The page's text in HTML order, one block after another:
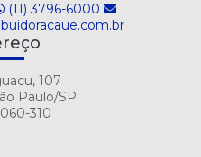
(11) 3796-6000
107
Paulo/SP
310